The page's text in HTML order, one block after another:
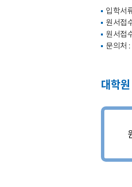
입학서
원서접
원서접
문의처
대학